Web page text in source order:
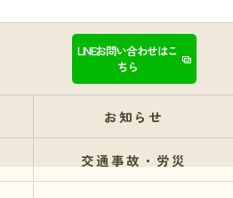
LINEお問い合わせはこ
ちら
お知らせ
交通事故・労災